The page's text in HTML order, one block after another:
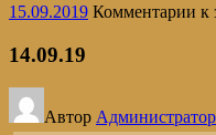
15.09.2019 Комментарии к
14.09.19
Автор Администратор